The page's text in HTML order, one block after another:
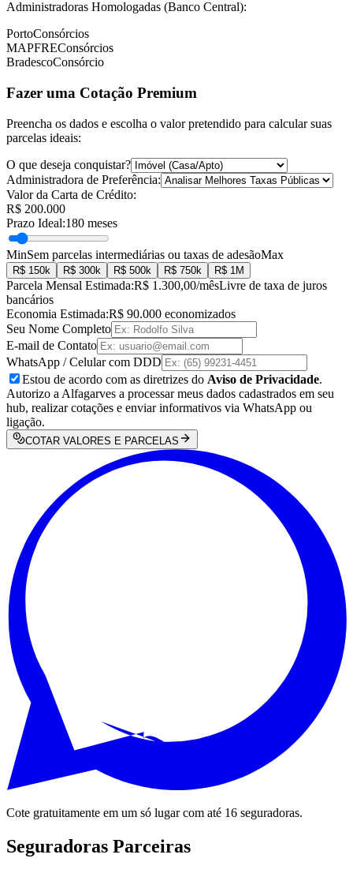
Administradoras Homologadas (Banco Central):
PortoConsórcios
MAPFREConsórcios
BradescoConsórcio
Fazer uma Cotação Premium
Preencha os dados e escolha o valor pretendido para calcular suas
parcelas ideais:
O que deseja conquistar?
Administradora de Preferência:
Valor da Carta de Crédito:
R$ 200.000
Prazo Ideal:180 meses
MinSem parcelas intermediárias ou taxas de adesãoMax
R$ 150k R$ 300k R$ 500k R$ 750k R$ 1M
Parcela Mensal Estimada:R$ 1.300,00/mêsLivre de taxa de juros
bancários
Economia Estimada:R$ 90.000 economizados
Seu Nome Completo
E-mail de Contato
WhatsApp / Celular com DDD
Estou de acordo com as diretrizes do Aviso de Privacidade.
Autorizo a Alfagarves a processar meus dados cadastrados em seu
hub, realizar cotações e enviar informativos via WhatsApp ou
ligação.
COTAR VALORES E PARCELAS
Cote gratuitamente em um só lugar com até 16 seguradoras.
Seguradoras Parceiras